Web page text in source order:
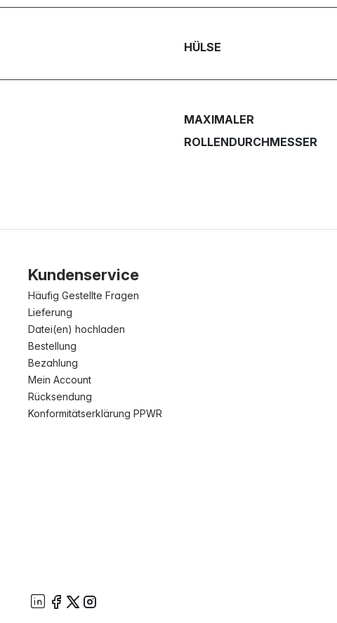
HÜLSE
MAXIMALER
ROLLENDURCHMESSER
Kundenservice
Häufig Gestellte Fragen
Lieferung
Datei(en) hochladen
Bestellung
Bezahlung
Mein Account
Rücksendung
Konformitätserklärung PPWR